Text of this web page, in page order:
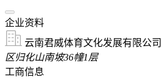
企业资料
云南君威体育文化发展有限公司
区归化山南坡36幢1层
工商信息